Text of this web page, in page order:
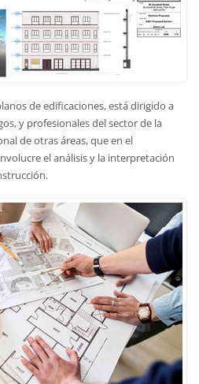
de edificaciones, está dirigido a
y profesionales del sector de la
de otras áreas, que en el
el análisis y la interpretación